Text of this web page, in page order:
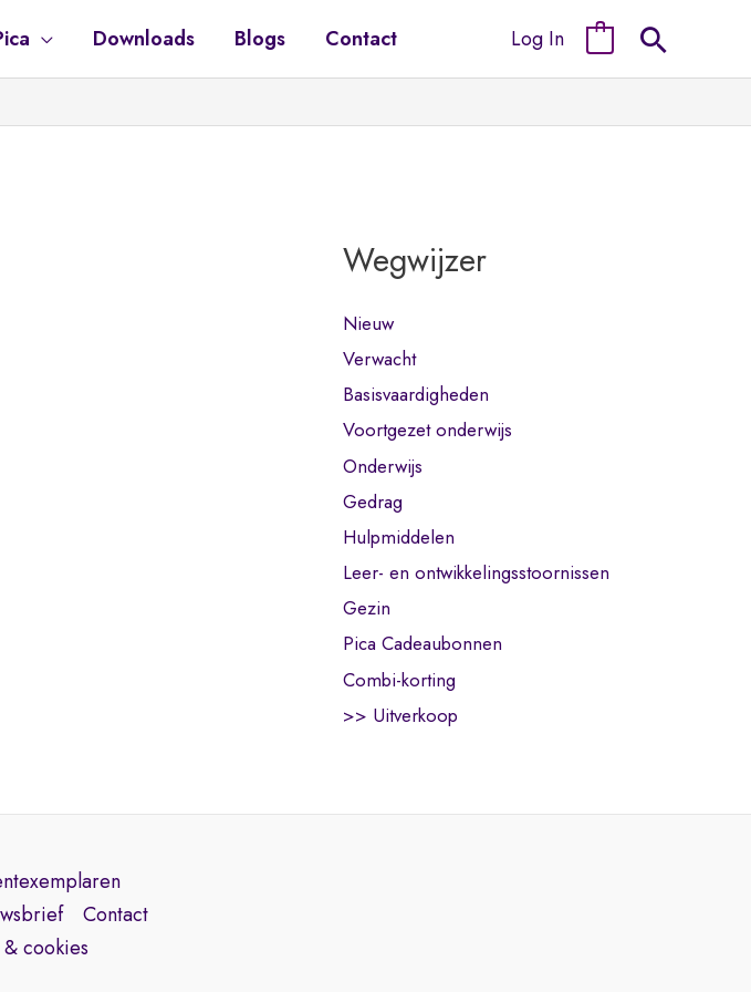
Downloads Blogs Contact Log In
Wegwijzer
Nieuw
Verwacht
Basisvaardigheden
Voortgezet onderwijs
Onderwijs
Gedrag
Hulpmiddelen
Leer- en ontwikkelingsstoornissen
Gezin
Pica Cadeaubonnen
Combi-korting
>> Uitverkoop
Contact
cookies